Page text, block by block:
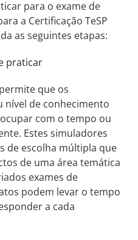
para o exame de
a Certificação TeSP
as seguintes etapas:
praticar
que os
nível de conhecimento
com o tempo ou
Estes simuladores
de escolha múltipla que
de uma área temática
exames de
podem levar o tempo
a cada